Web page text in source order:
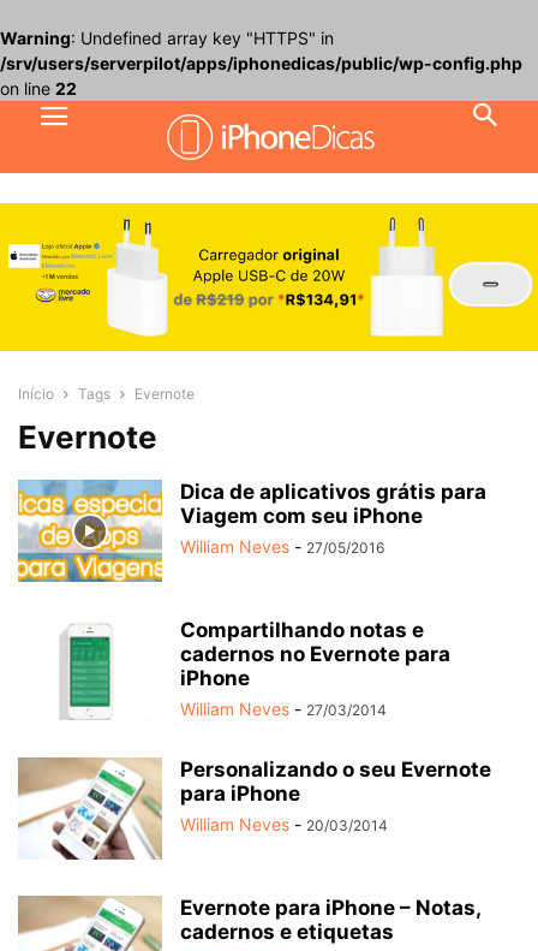
Warning: Undefined array key "HTTPS" in
/srv/users/serverpilot/apps/iphonedicas/public/wp-config.php
on line 22
Início Tags Evernote
Evernote
Dica de aplicativos grátis para
Viagem com seu iPhone
William Neves - 27/05/2016
Compartilhando notas e
cadernos no Evernote para
iPhone
William Neves - 27/03/2014
Personalizando o seu Evernote
para iPhone
William Neves - 20/03/2014
Evernote para iPhone – Notas,
cadernos e etiquetas